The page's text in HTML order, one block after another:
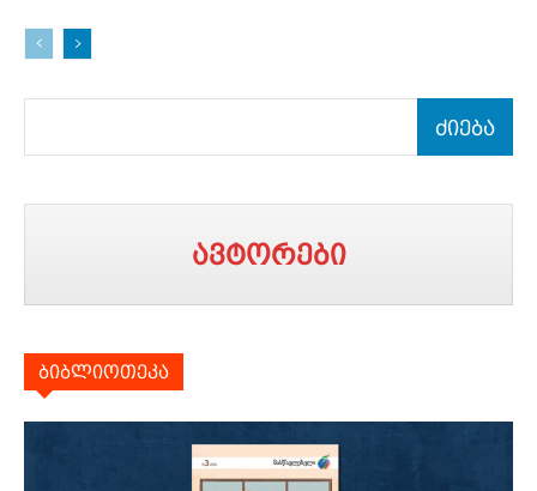
ძიება
ავტორები
ბიბლიოთეკა